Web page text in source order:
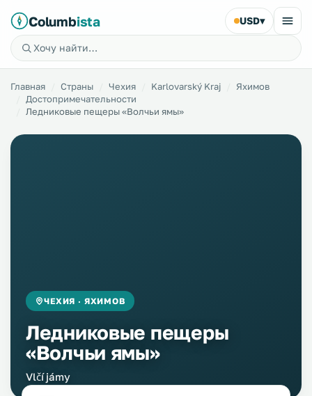
Columbista USD▾
Главная Страны Чехия Karlovarský Kraj
Яхимов
Достопримечательности
Ледниковые пещеры «Волчьи ямы»
ЧЕХИЯ · ЯХИМОВ
Ледниковые пещеры
«Волчьи ямы»
Vlčí jámy